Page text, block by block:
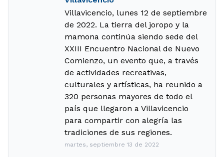
Villavicencio, lunes 12 de septiembre
de 2022. La tierra del joropo y la
mamona continúa siendo sede del
XXIII Encuentro Nacional de Nuevo
Comienzo, un evento que, a través
de actividades recreativas,
culturales y artísticas, ha reunido a
320 personas mayores de todo el
país que llegaron a Villavicencio
para compartir con alegría las
tradiciones de sus regiones.
martes, septiembre 13 de 2022